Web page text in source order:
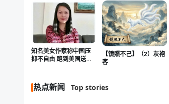
知名美女作家称中国压
抑不自由 跑到美国送外
【镜照不己】（2）灰袍
客
热点新闻 Top stories